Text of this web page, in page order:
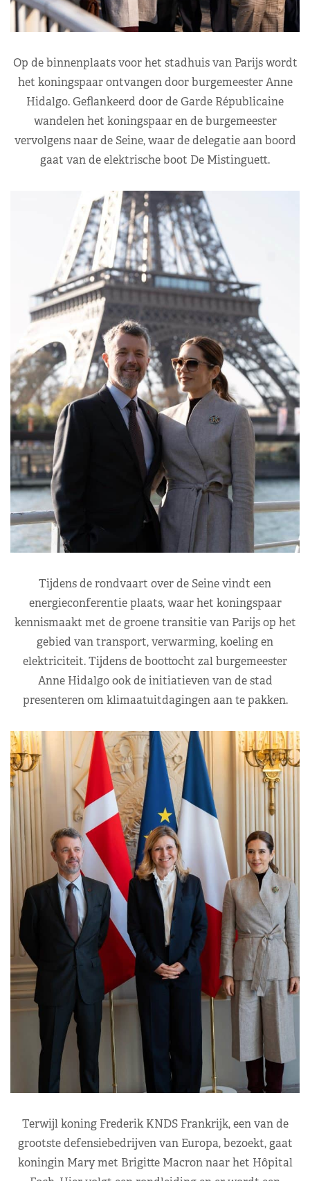
Op de binnenplaats voor het stadhuis van Parijs wordt
het koningspaar ontvangen door burgemeester Anne
Hidalgo. Geflankeerd door de Garde Républicaine
wandelen het koningspaar en de burgemeester
vervolgens naar de Seine, waar de delegatie aan boord
gaat van de elektrische boot De Mistinguett.
Tijdens de rondvaart over de Seine vindt een
energieconferentie plaats, waar het koningspaar
kennismaakt met de groene transitie van Parijs op het
gebied van transport, verwarming, koeling en
elektriciteit. Tijdens de boottocht zal burgemeester
Anne Hidalgo ook de initiatieven van de stad
presenteren om klimaatuitdagingen aan te pakken.
Terwijl koning Frederik KNDS Frankrijk, een van de
grootste defensiebedrijven van Europa, bezoekt, gaat
koningin Mary met Brigitte Macron naar het Hôpital